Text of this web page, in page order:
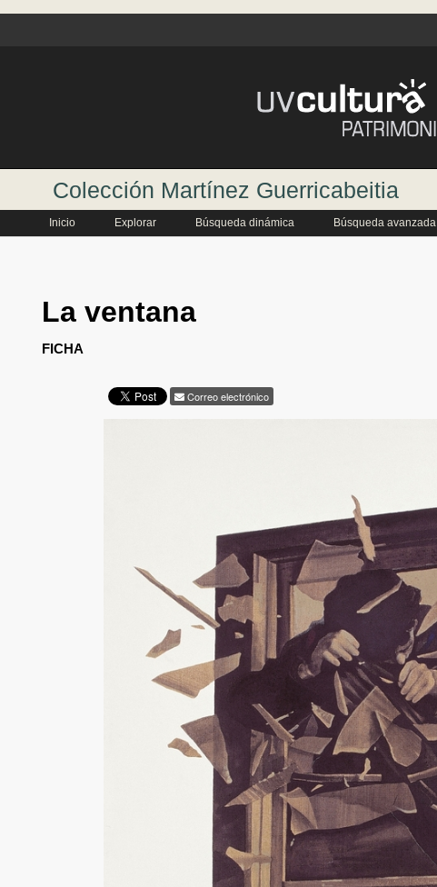
Colección Martínez Guerricabeitia
Inicio Explorar Búsqueda dinámica Búsqueda avanzada
La ventana
FICHA
Correo electrónico